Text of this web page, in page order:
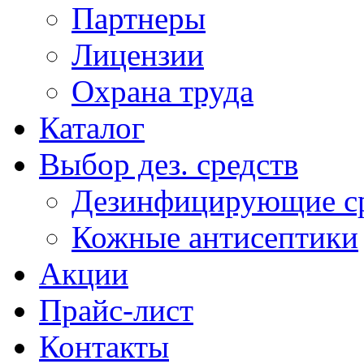
Партнеры
Лицензии
Охрана труда
Каталог
Выбор дез. средств
Дезинфицирующие
Кожные антисептики
Акции
Прайс-лист
Контакты